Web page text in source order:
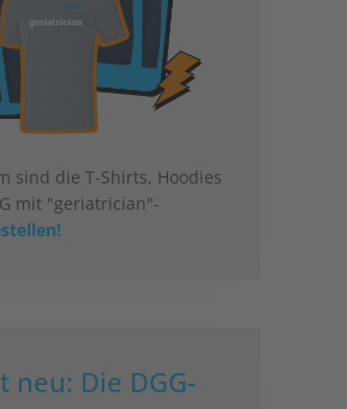
sind die T-Shirts, Hoodies
mit "geriatrician"-
neu: Die DGG-